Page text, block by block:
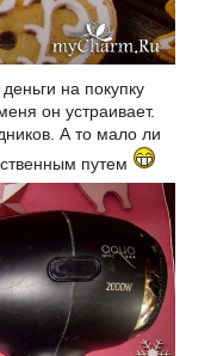
на покупку
он устраивает.
А то мало ли
путем